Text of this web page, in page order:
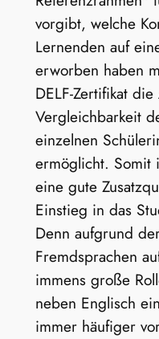
vorgibt, welche
Lernenden auf
erworben haben
DELF-Zertifikat
Vergleichbarkeit
einzelnen
ermöglicht. Somit
eine gute
Einstieg in das
Denn aufgrund
Fremdsprachen
immens große
neben Englisch
immer häufiger